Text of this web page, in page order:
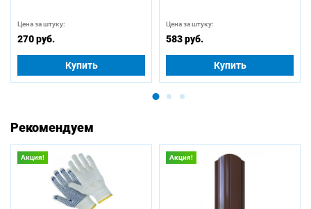
Цена за штуку:
270 руб.
Купить
Цена за штуку:
583 руб.
Купить
Рекомендуем
Акция! Акция!